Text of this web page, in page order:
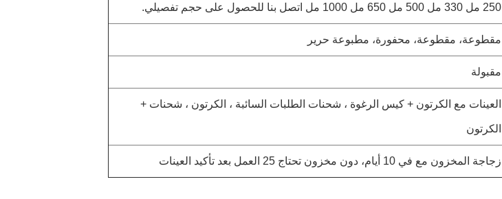
250 مل 330 مل 500 مل 650 مل 1000 مل اتصل بنا للحصول على حجم تفصيلي.
مقطوعة، مقطوعة، محفورة، مطبوعة حرير
مقبولة
العينات مع الكرتون + كيس الرغوة ، شحنات الطلبات السائبة ، الكرتون ، شحنات +
الكرتون
زجاجة المخزون مع في 10 أيام، دون مخزون تحتاج 25 العمل بعد تأكيد العينات